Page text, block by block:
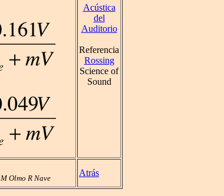
Acústica
del
Auditorio
Referencia
Rossing
Science of
Sound
M Olmo R Nave
Atrás